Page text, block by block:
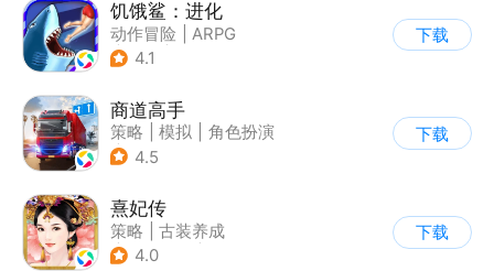
饥饿鲨：进化
动作冒险
ARPG
| 冒险
4.1
下载
商道高手
策略 模拟
角色扮演
| 收集
4.5
下载
熹妃传
策略
古装养成
| 架空历史
4.0
下载